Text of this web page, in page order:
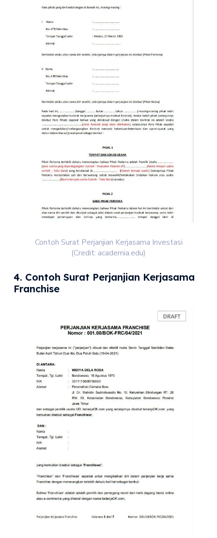
Contoh Surat Perjanjian Kerjasama Investasi
(Credit: academia.edu)
4. Contoh Surat Perjanjian Kerjasama
Franchise